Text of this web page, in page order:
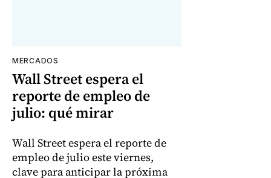
MERCADOS
Wall Street espera el
reporte de empleo de
julio: qué mirar
Wall Street espera el reporte de
empleo de julio este viernes,
clave para anticipar la próxima